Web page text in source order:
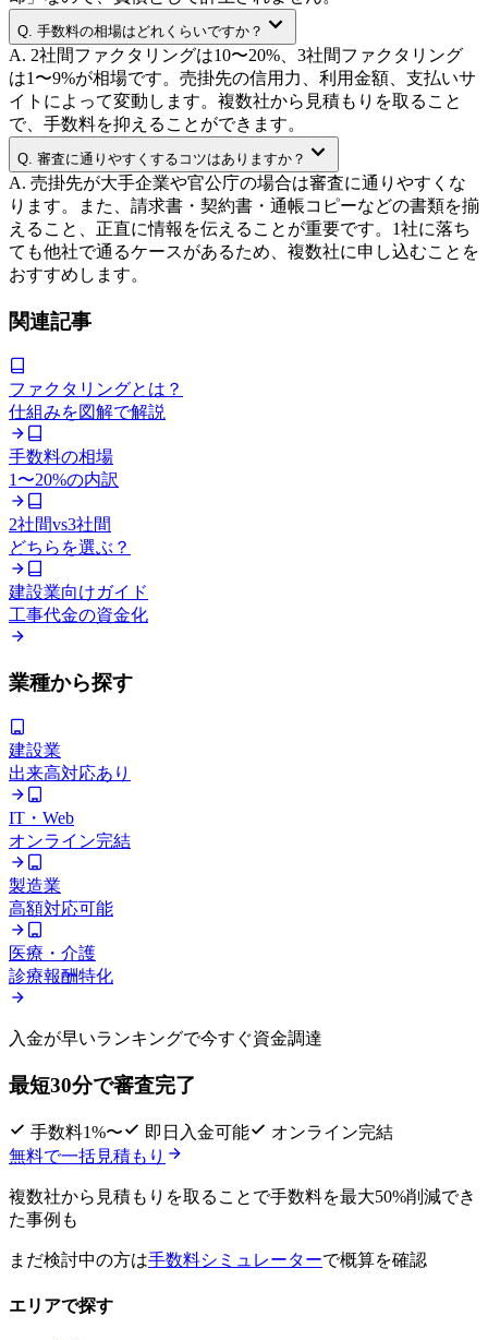
Q. 手数料の相場はどれくらいですか？
A. 2社間ファクタリングは10〜20%、3社間ファクタリング
は1〜9%が相場です。売掛先の信用力、利用金額、支払いサ
イトによって変動します。複数社から見積もりを取ること
で、手数料を抑えることができます。
Q. 審査に通りやすくするコツはありますか？
A. 売掛先が大手企業や官公庁の場合は審査に通りやすくな
ります。また、請求書・契約書・通帳コピーなどの書類を揃
えること、正直に情報を伝えることが重要です。1社に落ち
ても他社で通るケースがあるため、複数社に申し込むことを
おすすめします。
関連記事
ファクタリングとは？
仕組みを図解で解説
手数料の相場
1〜20%の内訳
2社間vs3社間
どちらを選ぶ？
建設業向けガイド
工事代金の資金化
業種から探す
建設業
出来高対応あり
IT・Web
オンライン完結
製造業
高額対応可能
医療・介護
診療報酬特化
入金が早いランキングで今すぐ資金調達
最短30分で審査完了
手数料1%〜 即日入金可能
オンライン完結
無料で一括見積もり
複数社から見積もりを取ることで手数料を最大50%削減でき
た事例も
まだ検討中の方は手数料シミュレーターで概算を確認
エリアで探す